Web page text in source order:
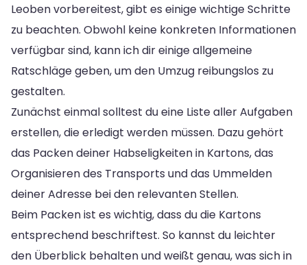
Leoben vorbereitest, gibt es einige wichtige Schritte
zu beachten. Obwohl keine konkreten Informationen
verfügbar sind, kann ich dir einige allgemeine
Ratschläge geben, um den Umzug reibungslos zu
gestalten.
Zunächst einmal solltest du eine Liste aller Aufgaben
erstellen, die erledigt werden müssen. Dazu gehört
das Packen deiner Habseligkeiten in Kartons, das
Organisieren des Transports und das Ummelden
deiner Adresse bei den relevanten Stellen.
Beim Packen ist es wichtig, dass du die Kartons
entsprechend beschriftest. So kannst du leichter
den Überblick behalten und weißt genau, was sich in